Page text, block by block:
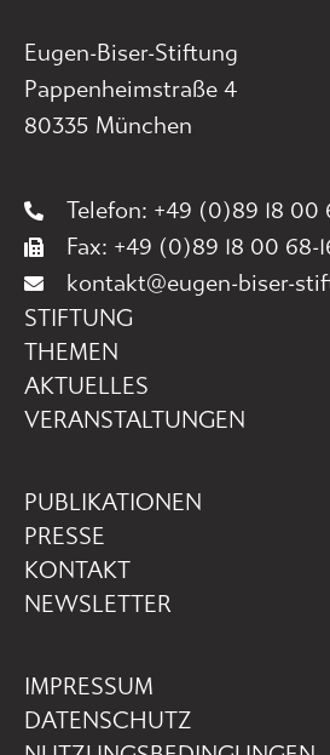
Eugen-Biser-Stiftung
Pappenheimstraße 4
80335 München
Telefon: +49 (0)89 18 00
Fax: +49 (0)89 18 00 68-
kontakt@eugen-biser-
STIFTUNG
THEMEN
AKTUELLES
VERANSTALTUNGEN
PUBLIKATIONEN
PRESSE
KONTAKT
NEWSLETTER
IMPRESSUM
DATENSCHUTZ